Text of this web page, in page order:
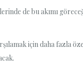
de bu akımı
için daha fazla